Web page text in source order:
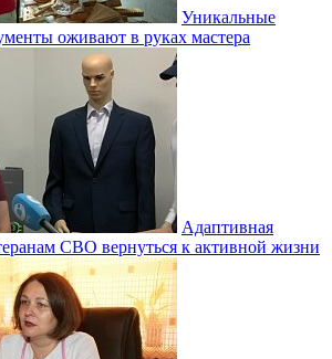
Уникальные
оживают в руках мастера
Адаптивная
СВО вернуться к активной жизни